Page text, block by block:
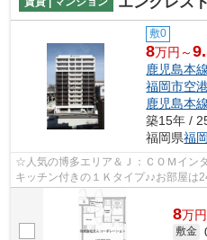
敷0
8万円～
鹿児島本線
福岡市空
鹿児島本線
築15年 /
福岡県福
☆人気の博多エリア＆Ｊ：ＣＯＭイン
キッチン付きの１Ｋタイプ♪♪お部屋は
ンなど充実した設備！
8万円
敷金